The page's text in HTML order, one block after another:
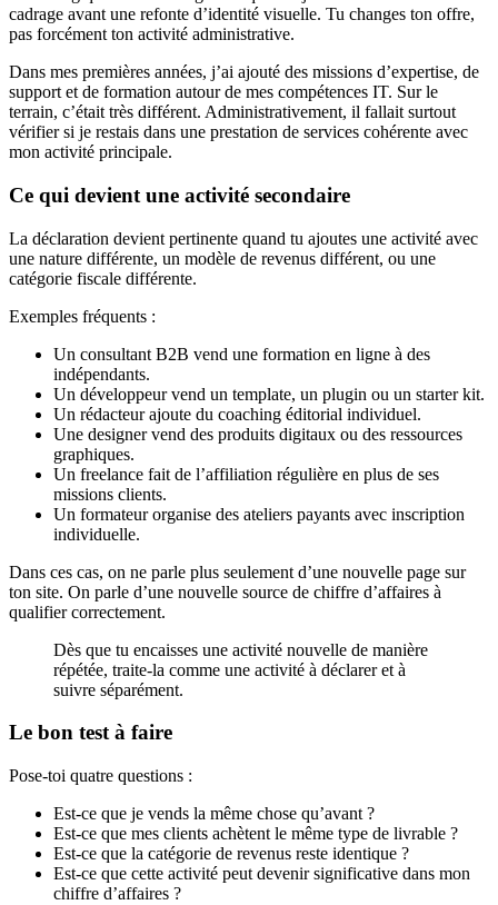
cadrage avant une refonte d’identité visuelle. Tu changes ton offre,
pas forcément ton activité administrative.
Dans mes premières années, j’ai ajouté des missions d’expertise, de
support et de formation autour de mes compétences IT. Sur le
terrain, c’était très différent. Administrativement, il fallait surtout
vérifier si je restais dans une prestation de services cohérente avec
mon activité principale.
Ce qui devient une activité secondaire
La déclaration devient pertinente quand tu ajoutes une activité avec
une nature différente, un modèle de revenus différent, ou une
catégorie fiscale différente.
Exemples fréquents :
Un consultant B2B vend une formation en ligne à des
indépendants.
Un développeur vend un template, un plugin ou un starter kit.
Un rédacteur ajoute du coaching éditorial individuel.
Une designer vend des produits digitaux ou des ressources
graphiques.
Un freelance fait de l’affiliation régulière en plus de ses
missions clients.
Un formateur organise des ateliers payants avec inscription
individuelle.
Dans ces cas, on ne parle plus seulement d’une nouvelle page sur
ton site. On parle d’une nouvelle source de chiffre d’affaires à
qualifier correctement.
Dès que tu encaisses une activité nouvelle de manière
répétée, traite-la comme une activité à déclarer et à
suivre séparément.
Le bon test à faire
Pose-toi quatre questions :
Est-ce que je vends la même chose qu’avant ?
Est-ce que mes clients achètent le même type de livrable ?
Est-ce que la catégorie de revenus reste identique ?
Est-ce que cette activité peut devenir significative dans mon
chiffre d’affaires ?